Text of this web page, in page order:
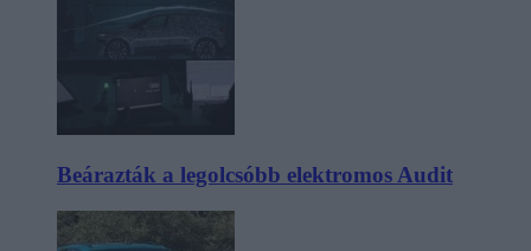
Beárazták a legolcsóbb elektromos Audit